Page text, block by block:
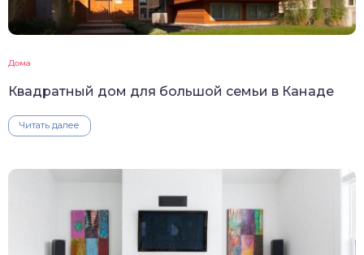
Дома
Квадратный дом для большой семьи в Канаде
Читать далее